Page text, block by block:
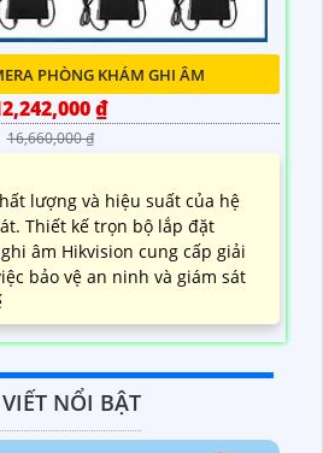
PHÒNG KHÁM GHI ÂM
₫
16,660,000 ₫
lượng và hiệu suất của hệ
Thiết kế trọn bộ lắp đặt
âm Hikvision cung cấp giải
bảo vệ an ninh và giám sát
NỔI BẬT